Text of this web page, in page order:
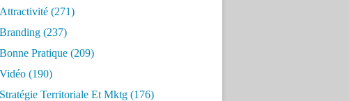
Attractivité (271)
Branding (237)
Bonne Pratique (209)
Vidéo (190)
Stratégie Territoriale Et Mktg (176)